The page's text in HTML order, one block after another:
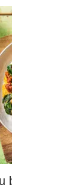
bœuf